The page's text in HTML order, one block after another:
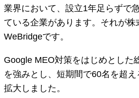
業界において、設立1年足らずで
ている企業があります。それが株
WeBridgeです。
Google MEO対策をはじめとした
を強みとし、短期間で60名を超え
拡大しました。